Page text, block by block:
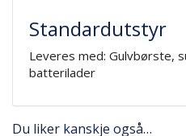
Standardutstyr
Leveres med: Gulvbørste,
batterilader
Du liker kanskje også…